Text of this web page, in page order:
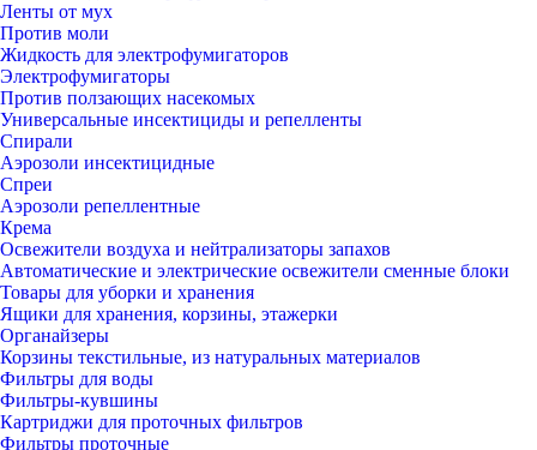
Ленты от мух
Против моли
Жидкость для электрофумигаторов
Электрофумигаторы
Против ползающих насекомых
Универсальные инсектициды и репелленты
Спирали
Аэрозоли инсектицидные
Спреи
Аэрозоли репеллентные
Крема
Освежители воздуха и нейтрализаторы запахов
Автоматические и электрические освежители сменные блоки
Товары для уборки и хранения
Ящики для хранения, корзины, этажерки
Органайзеры
Корзины текстильные, из натуральных материалов
Фильтры для воды
Фильтры-кувшины
Картриджи для проточных фильтров
Фильтры проточные